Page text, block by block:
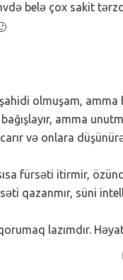
belə çox sakit
şahidi olmuşam,
amma
və onlara
fürsəti itirmir,
qazanmır, süni
lazımdır.